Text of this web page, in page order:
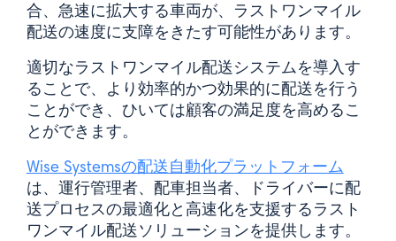
合、急速に拡大する車両が、ラストワンマイル
配送の速度に支障をきたす可能性があります。
適切なラストワンマイル配送システムを導入す
ることで、より効率的かつ効果的に配送を行う
ことができ、ひいては顧客の満足度を高めるこ
とができます。
Wise Systemsの配送自動化プラットフォーム
は、運行管理者、配車担当者、ドライバーに配
送プロセスの最適化と高速化を支援するラスト
ワンマイル配送ソリューションを提供します。